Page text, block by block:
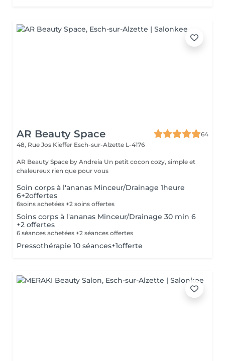
AR Beauty Space
64
48, Rue Jos Kieffer Esch-sur-Alzette L-4176
AR Beauty Space by Andreia Un petit cocon cozy, simple et
chaleureux rien que pour vous
Soin corps à l'ananas Minceur/Drainage 1heure
6+2offertes
6soins achetées +2 soins offertes
Soins corps à l'ananas Minceur/Drainage 30 min 6
+2 offertes
6 séances achetées +2 séances offertes
Pressothérapie 10 séances+1offerte